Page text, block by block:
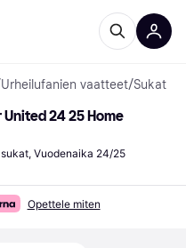
Urheilufanien vaatteet/Sukat
24 25 Home
Vuodenaika 24/25
Opettele miten